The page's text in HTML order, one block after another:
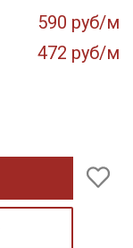
590 руб/м
472 руб/м